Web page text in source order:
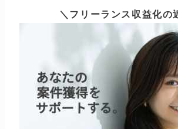
＼フリーランス収益化の